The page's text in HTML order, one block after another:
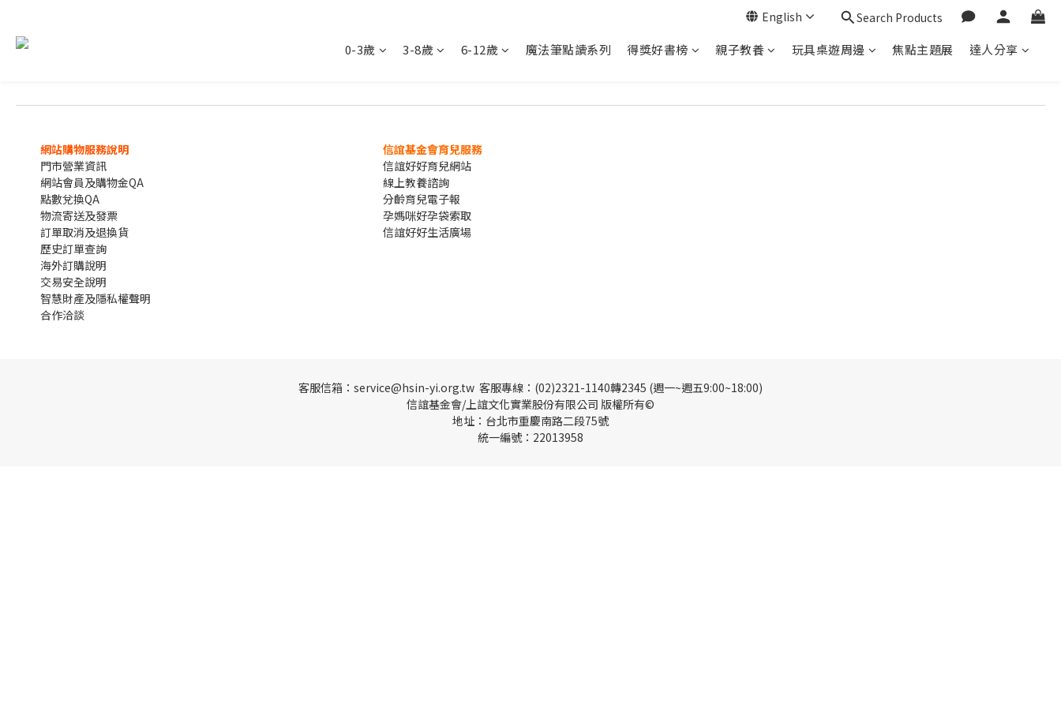
English Search Products
0-3歲 3-8歲 6-12歲 魔法筆點讀系列 得獎好書榜 親子教養 玩具桌遊周邊 焦點主題展 達人分享
網站購物服務說明
門市營業資訊
網站會員及購物金QA
點數兌換QA
物流寄送及發票
訂單取消及退換貨
歷史訂單查詢
海外訂購說明
交易安全說明
智慧財產及隱私權聲明
合作洽談
信誼基金會育兒服務
信誼好好育兒網站
線上教養諮詢
分齡育兒電子報
孕媽咪好孕袋索取
信誼好好生活廣場
客服信箱：service@hsin-yi.org.tw 客服專線：(02)2321-1140轉2345 (週一~週五9:00~18:00)
信誼基金會/上誼文化實業股份有限公司 版權所有©
地址：台北市重慶南路二段75號
統一編號：22013958